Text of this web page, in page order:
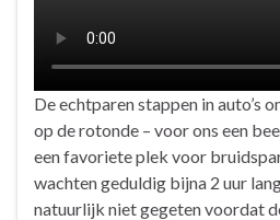
De echtparen stappen in auto’s
op de rotonde – voor ons een
een favoriete plek voor
wachten geduldig bijna 2 uur
natuurlijk niet gegeten voordat